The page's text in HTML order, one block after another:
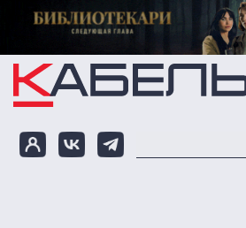
Перейти к основному содержанию